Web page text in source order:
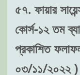
৫৭. ফায়ার
কোর্স-১২ তম
প্রকাশিত
০৩/১১/২০২২ )